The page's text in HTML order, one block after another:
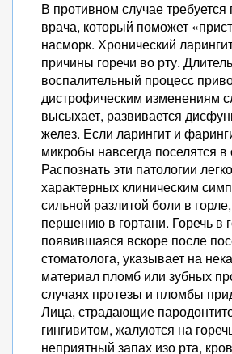
В противном случае
врача, который поможет
насморк. Хронический
причины горечи во рту.
воспалительный процесс
дистрофическим изменениям
высыхает, развивается
желез. Если ларингит и
микробы навсегда поселятся в
Распознать эти патологии
характерных клиническим
сильной разлитой боли в
першению в гортани. Горечь в
появившаяся вскоре после
стоматолога, указывает на
материал пломб или зубных
случаях протезы и пломбы
Лица, страдающие
гингивитом, жалуются на
неприятный запах изо рта,